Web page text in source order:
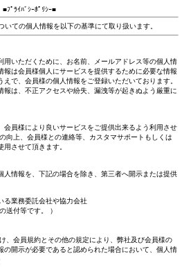
■ﾌﾟﾗｲﾊﾞｼｰﾎﾟﾘｼｰ■
いての個人情報を以下の基準にて取り扱います。
用いただくために、お名前、メールアドレス等の個人情
は会員様個人にサービスを提供するために必要な情報
で、会員様の個人情報をご登録いただいております。
は、不正アクセスや紛失、漏洩等が起きぬよう厳重に
会員様により良いサービスをご提供出来るよう利用させ
向上、会員様との連絡等、カスタマサポートもしくは
させて頂きます。
人情報を、下記の場合を除き、第三者へ開示または提供
る業務委託会社や協力会社
送付等です。 ）
会員規約とその他の規定により、弊社及び会員様の
の開示が必要であると認められた場合において、個人情